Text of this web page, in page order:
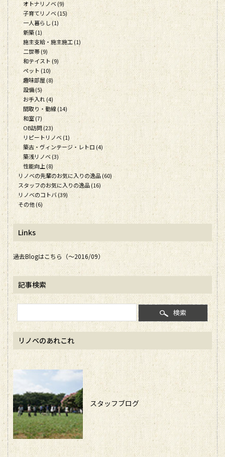
オトナリノベ (9)
子育てリノベ (15)
一人暮らし (1)
新築 (1)
施主支給・施主施工 (1)
二世帯 (9)
和テイスト (9)
ペット (10)
趣味部屋 (8)
設備 (5)
お手入れ (4)
間取り・動線 (14)
和室 (7)
OB訪問 (23)
リピートリノベ (1)
築古・ヴィンテージ・レトロ (4)
築浅リノベ (3)
性能向上 (8)
リノベの先輩のお気に入りの逸品 (60)
スタッフのお気に入りの逸品 (16)
リノベのコトバ (39)
その他 (6)
Links
過去Blogはこちら（～2016/09）
記事検索
検索
リノベのあれこれ
スタッフブログ